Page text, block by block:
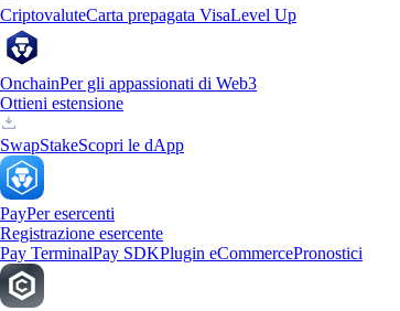
CriptovaluteCarta prepagata VisaLevel Up
OnchainPer gli appassionati di Web3
Ottieni estensione
SwapStakeScopri le dApp
PayPer esercenti
Registrazione esercente
Pay TerminalPay SDKPlugin eCommercePronostici